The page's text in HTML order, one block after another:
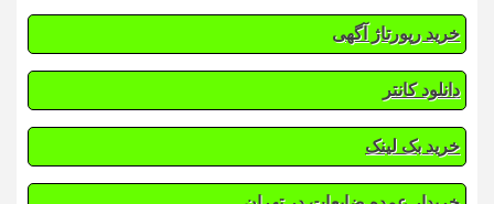
خرید رپورتاژ آگهی
دانلود کانتر
خرید بک لینک